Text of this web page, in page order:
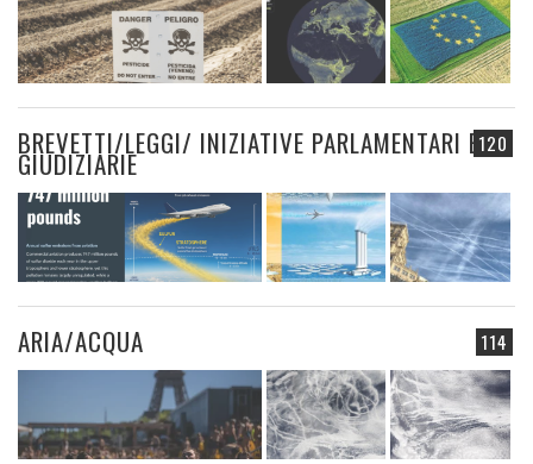
120
BREVETTI/LEGGI/ INIZIATIVE PARLAMENTARI E
GIUDIZIARIE
114
ARIA/ACQUA